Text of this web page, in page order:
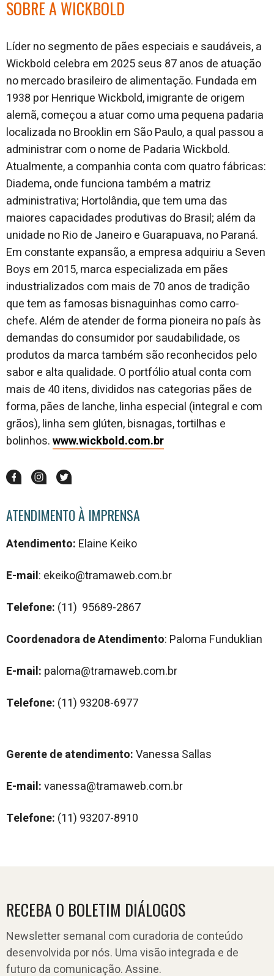
SOBRE A WICKBOLD
Líder no segmento de pães especiais e saudáveis, a
Wickbold celebra em 2025 seus 87 anos de atuação
no mercado brasileiro de alimentação. Fundada em
1938 por Henrique Wickbold, imigrante de origem
alemã, começou a atuar como uma pequena padaria
localizada no Brooklin em São Paulo, a qual passou a
administrar com o nome de Padaria Wickbold.
Atualmente, a companhia conta com quatro fábricas:
Diadema, onde funciona também a matriz
administrativa; Hortolândia, que tem uma das
maiores capacidades produtivas do Brasil; além da
unidade no Rio de Janeiro e Guarapuava, no Paraná.
Em constante expansão, a empresa adquiriu a Seven
Boys em 2015, marca especializada em pães
industrializados com mais de 70 anos de tradição
que tem as famosas bisnaguinhas como carro-
chefe. Além de atender de forma pioneira no país às
demandas do consumidor por saudabilidade, os
produtos da marca também são reconhecidos pelo
sabor e alta qualidade. O portfólio atual conta com
mais de 40 itens, divididos nas categorias pães de
forma, pães de lanche, linha especial (integral e com
grãos), linha sem glúten, bisnagas, tortilhas e
bolinhos.www.wickbold.com.br
ATENDIMENTO À IMPRENSA
Atendimento: Elaine Keiko
E-mail: ekeiko@tramaweb.com.br
Telefone: (11) 95689-2867
Coordenadora de Atendimento: Paloma Funduklian
E-mail: paloma@tramaweb.com.br
Telefone: (11) 93208-6977
Gerente de atendimento:Vanessa Sallas
E-mail:vanessa@tramaweb.com.br
Telefone: (11) 93207-8910
RECEBA O BOLETIM DIÁLOGOS
Newsletter semanal com curadoria de conteúdo
desenvolvida por nós. Uma visão integrada e de
futuro da comunicação. Assine.